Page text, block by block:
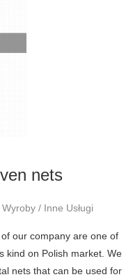
nets
/ Inne Usługi
our company are one of
kind on Polish market. We
nets that can be used for